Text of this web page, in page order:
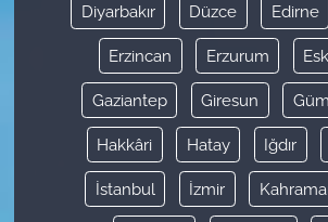
Diyarbakır Düzce Edirne
Erzincan Erzurum
Gaziantep Giresun
Hakkâri Hatay Iğdır
İstanbul İzmir